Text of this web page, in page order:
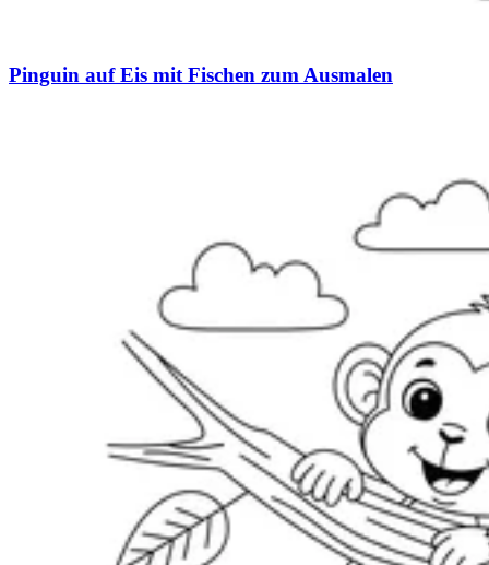
Pinguin auf Eis mit Fischen zum Ausmalen